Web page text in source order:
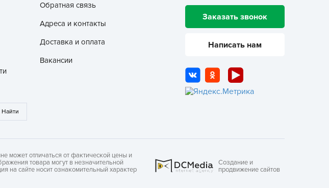
Избавитель
ЛЕТТО
МАНУЛ
МосАгро
Обратная связь
Адреса и контакты
Доставка и оплата
Вакансии
Заказать звонок
Написать нам
может отличаться от фактической цены и
товара могут в незначительной
на сайте носит ознакомительный характер
Создание и
продвижение сайтов